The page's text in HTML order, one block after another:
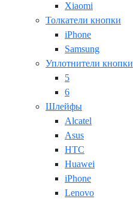
Xiaomi
Толкатели кнопки
iPhone
Samsung
Уплотнители кнопки
5
6
Шлейфы
Alcatel
Asus
HTC
Huawei
iPhone
Lenovo